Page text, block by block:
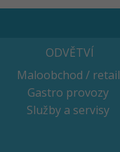
ODVĚTVÍ
Maloobchod / retail
Gastro provozy
Služby a servisy